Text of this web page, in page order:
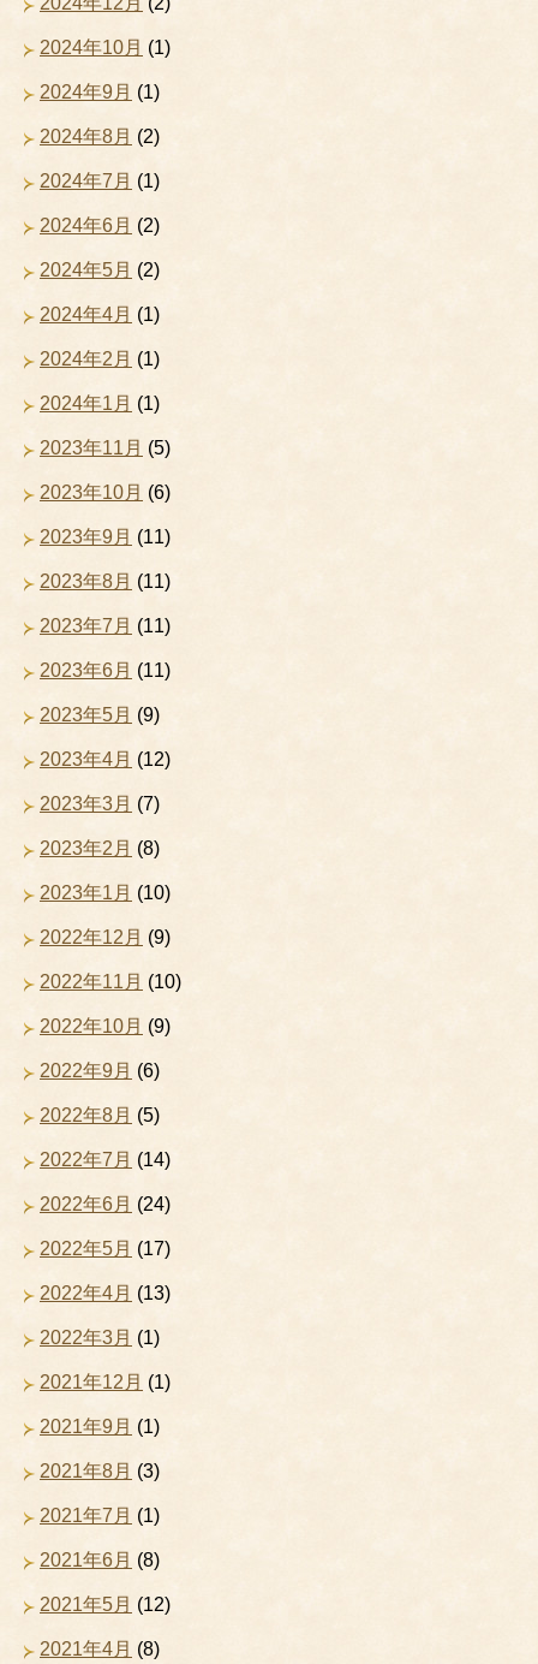
2024年10月 (1)
2024年9月 (1)
2024年8月 (2)
2024年7月 (1)
2024年6月 (2)
2024年5月 (2)
2024年4月 (1)
2024年2月 (1)
2024年1月 (1)
2023年11月 (5)
2023年10月 (6)
2023年9月 (11)
2023年8月 (11)
2023年7月 (11)
2023年6月 (11)
2023年5月 (9)
2023年4月 (12)
2023年3月 (7)
2023年2月 (8)
2023年1月 (10)
2022年12月 (9)
2022年11月 (10)
2022年10月 (9)
2022年9月 (6)
2022年8月 (5)
2022年7月 (14)
2022年6月 (24)
2022年5月 (17)
2022年4月 (13)
2022年3月 (1)
2021年12月 (1)
2021年9月 (1)
2021年8月 (3)
2021年7月 (1)
2021年6月 (8)
2021年5月 (12)
2021年4月 (8)